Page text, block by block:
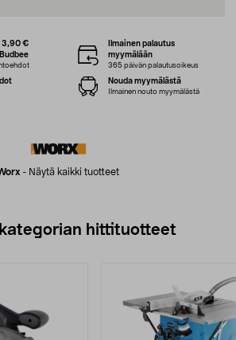
- Näytä kaikki tuotteet
3,90 €
Ilmainen palautus
myymälään
365 päivän palautusoikeus
Nouda myymälästä
Ilmainen nouto myymälästä
hittituotteet